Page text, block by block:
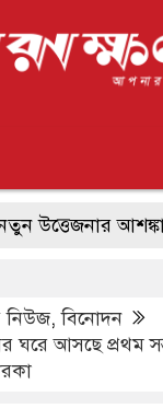
আশঙ্কা,
নিউজ,বিনোদন
ঘরে আসছে প্রথম